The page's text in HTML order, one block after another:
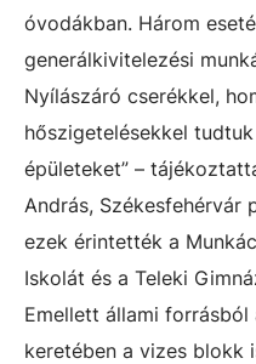
óvodákban. Három
generálkivitelezési
Nyílászáró cserékkel,
hőszigetelésekkel
épületeket” –
András, Székesfehérvár
ezek érintették a
Iskolát és a Teleki
Emellett állami forrásból
keretében a vizes blokk